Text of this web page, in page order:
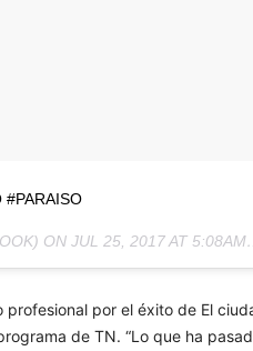
#PARAISO
ONJUL 25, 2017 AT 5:08AM PDT
por el éxito de El
de TN. “Lo que ha